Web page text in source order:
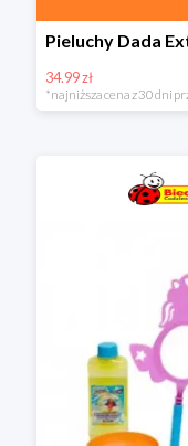
34.99 zł
*najniższa cena z 30 dni